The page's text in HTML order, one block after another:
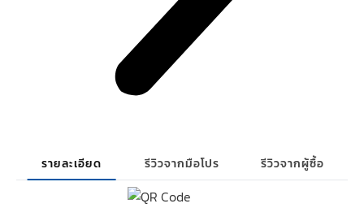
รายละเอียด รีวิวจากมือโปร รีวิวจากผู้ซื้อ